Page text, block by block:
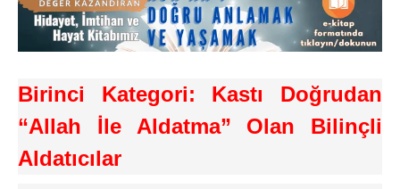
Birinci Kategori: Kastı Doğrudan
“Allah İle Aldatma” Olan Bilinçli
Aldatıcılar